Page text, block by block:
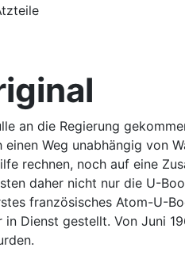
an die Regierung
einen Weg unabhängig von
rechnen, noch auf eine
daher nicht nur die U-
französisches Atom-U-
in Dienst gestellt. Von Juni